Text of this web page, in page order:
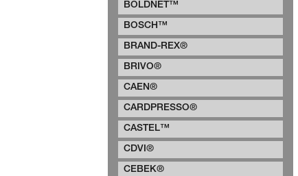
BOLDNET™
BOSCH™
BRAND-REX®
BRIVO®
CAEN®
CARDPRESSO®
CASTEL™
CDVI®
CEBEK®